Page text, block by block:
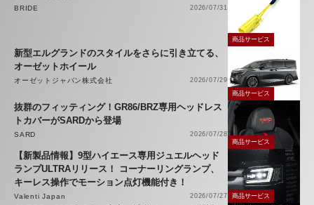
BRIDE 2026/07/31
商品サービス
新型エルグランドのスタイルをさらに引き立てる、
オーゼットホイール
オーゼットジャパン株式会社
2026/07/29
商品サービス
抜群のフィッティング！GR86/BRZ専用ヘッドレス
トカバーがSARDから登場
SARD
2026/07/28
商品サービス
【新製品情報】9型ハイエース専用ジュエルヘッド
ランプULTRAリリース！ コーナーリングランプ、
キーレス操作でモーション点灯機能付き！
Valenti Japan 2026/07/27 商品サービス